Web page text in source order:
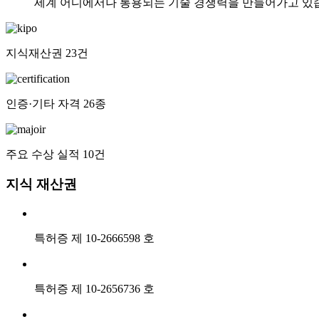
지식재산권 23건
인증·기타 자격 26종
주요 수상 실적 10건
지식 재산권
특허증 제 10-2666598 호
특허증 제 10-2656736 호